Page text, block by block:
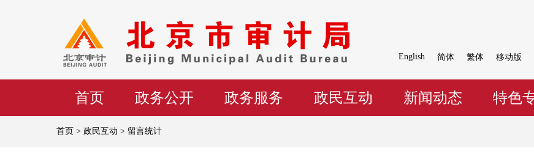
English 简体 繁体 移动版
首页 政务公开 政务服务 政民互动 新闻动态 特色
首页 > 政民互动 > 留言统计